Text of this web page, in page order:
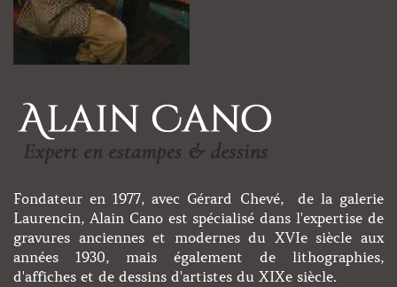
Fondateur en 1977, avec Gérard Chevé, de la galerie
Laurencin, Alain Cano est spécialisé dans l'expertise de
gravures anciennes et modernes du XVIe siècle aux
années 1930, mais également de lithographies,
d'affiches et de dessins d'artistes du XIXe siècle.